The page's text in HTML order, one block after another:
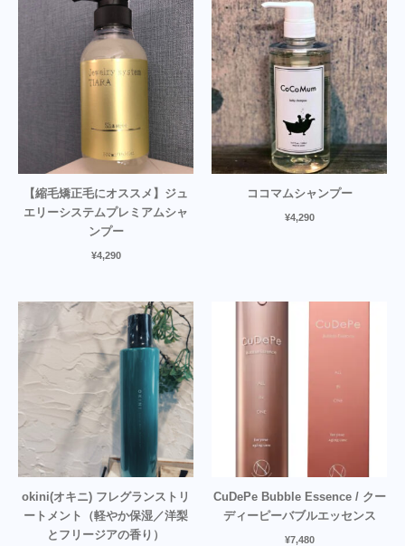
【縮毛矯正毛にオススメ】ジュ
エリーシステムプレミアムシャ
ンプー
¥4,290
ココマムシャンプー
¥4,290
okini(オキニ) フレグランストリ
ートメント（軽やか保湿／洋梨
とフリージアの香り）
CuDePe Bubble Essence / クー
ディーピーバブルエッセンス
¥7,480